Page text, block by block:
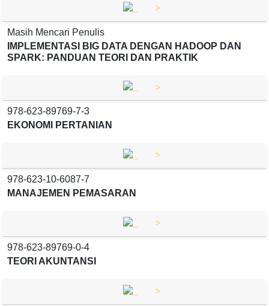
>
Masih Mencari Penulis
IMPLEMENTASI BIG DATA DENGAN HADOOP DAN
SPARK: PANDUAN TEORI DAN PRAKTIK
>
978-623-89769-7-3
EKONOMI PERTANIAN
>
978-623-10-6087-7
MANAJEMEN PEMASARAN
>
978-623-89769-0-4
TEORI AKUNTANSI
>